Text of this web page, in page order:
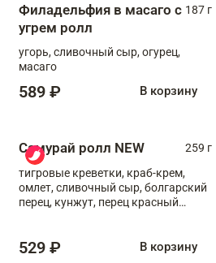
Филадельфия в масаго с
угрем ролл
187 г
угорь, сливочный сыр, огурец,
масаго
589 ₽ В корзину
Самурай ролл NEW
259 г
тигровые креветки, краб-крем,
омлет, сливочный сыр, болгарский
перец, кунжут, перец красный
529 ₽ В корзину